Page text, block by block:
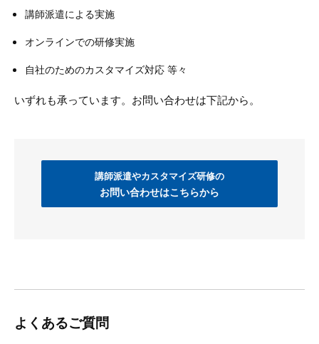
講師派遣による実施
オンラインでの研修実施
自社のためのカスタマイズ対応 等々
いずれも承っています。お問い合わせは下記から。
講師派遣やカスタマイズ研修の
お問い合わせはこちらから
よくあるご質問